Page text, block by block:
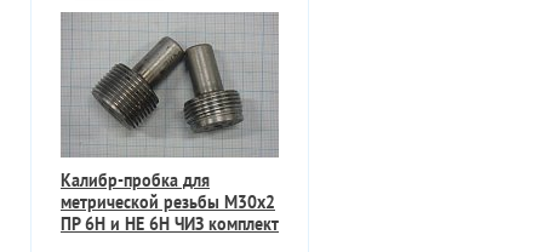
Калибр-пробка для
метрической резьбы М30х2
ПР 6Н и НЕ 6Н ЧИЗ комплект